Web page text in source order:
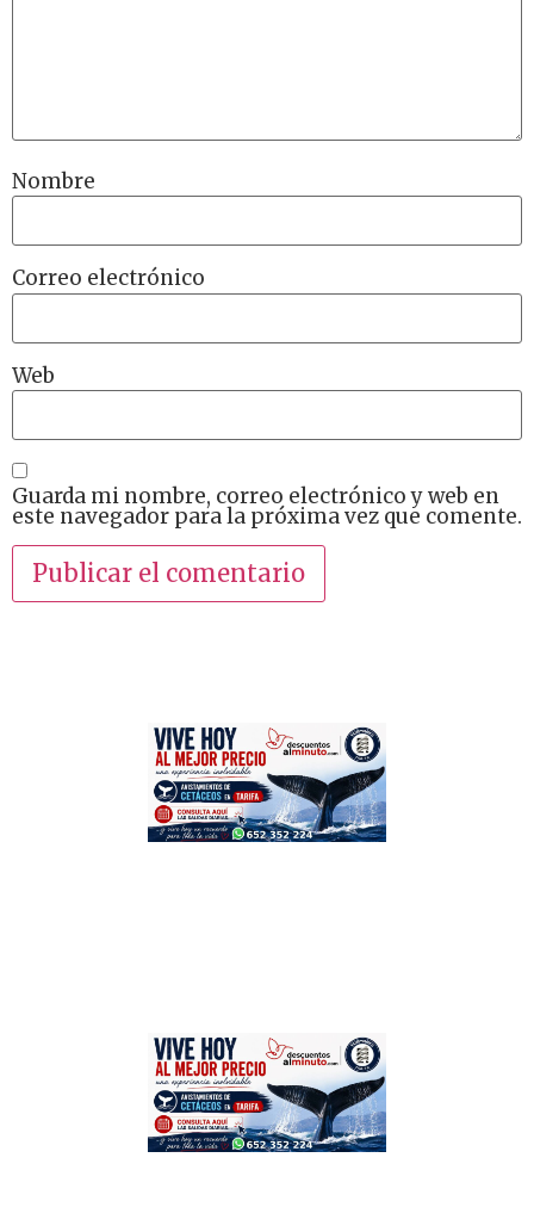
Nombre
Correo electrónico
Web
Guarda mi nombre, correo electrónico y web en
este navegador para la próxima vez que comente.